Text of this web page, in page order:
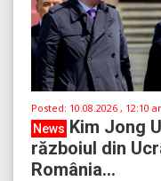
Posted: 10.08.2026 , 12:10
News Kim Jong
războiul din
România...